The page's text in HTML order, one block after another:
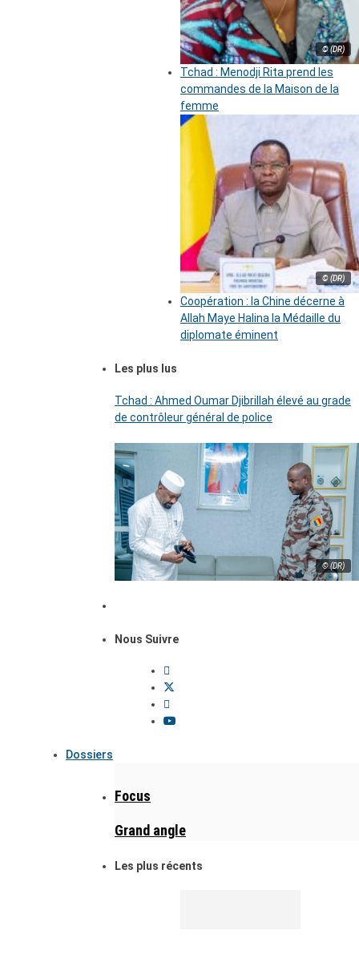
© (DR)
Tchad : Menodji Rita prend les
commandes de la Maison de la
femme
© (DR)
Coopération : la Chine décerne à
Allah Maye Halina la Médaille du
diplomate éminent
Les plus lus
Tchad : Ahmed Oumar Djibrillah élevé au grade
de contrôleur général de police
© (DR)
Nous Suivre
Dossiers
Focus
Grand angle
Les plus récents